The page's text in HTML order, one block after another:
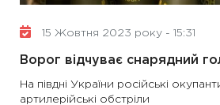
15 Жовтня 2023 року - 15:31
Ворог відчуває снарядний
На півдні України російські
артилерійські обстріли